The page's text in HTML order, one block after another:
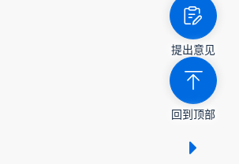
提出意见
回到顶部